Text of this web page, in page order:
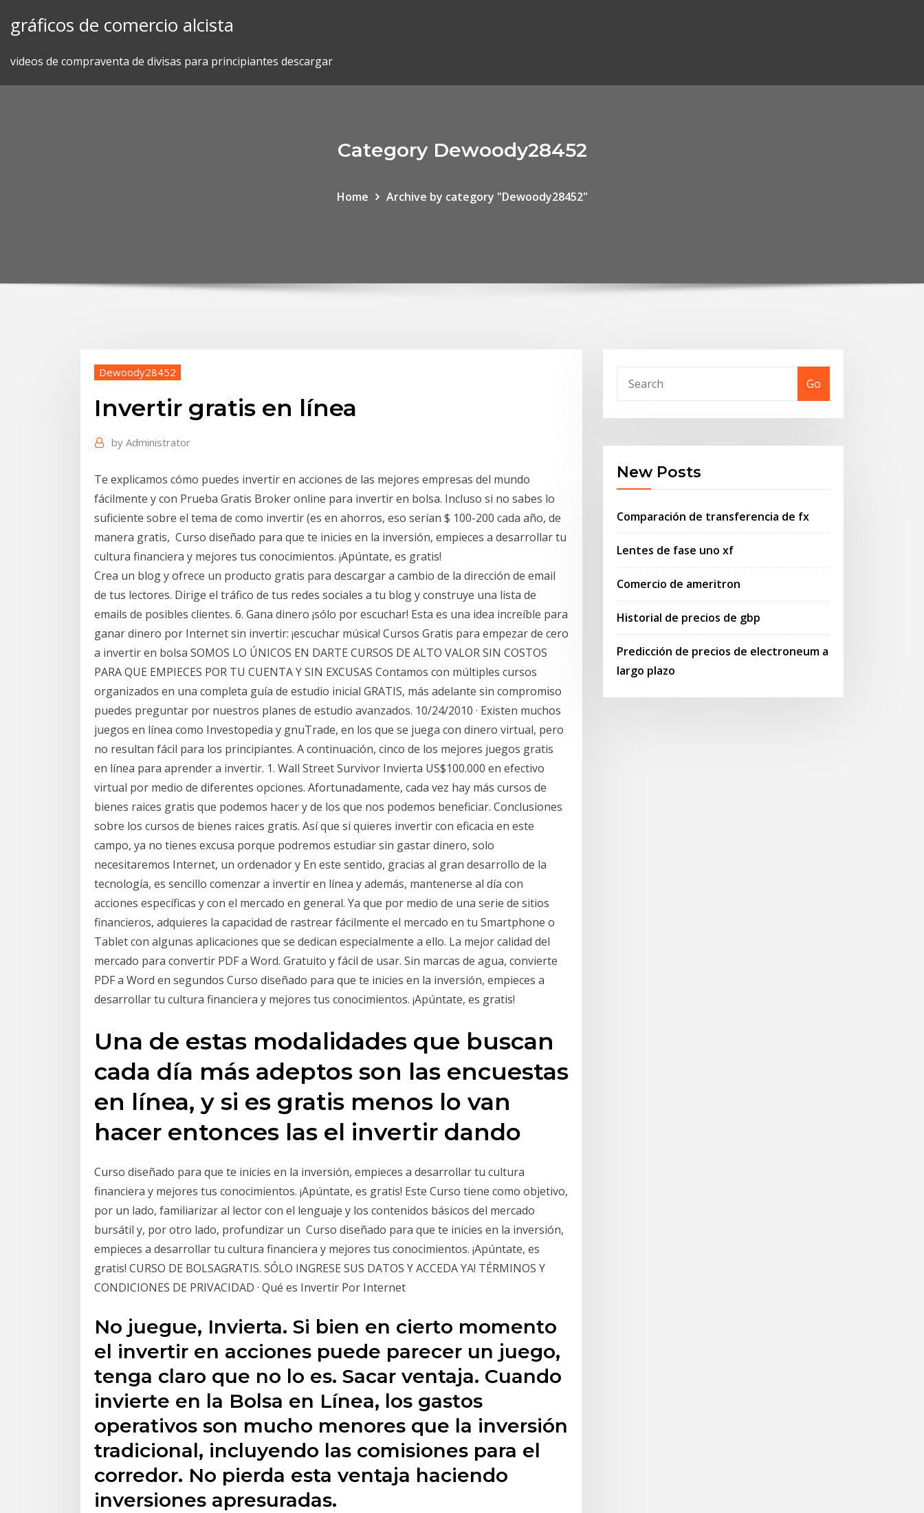
gráficos de comercio alcista
videos de compraventa de divisas para principiantes descargar
Category Dewoody28452
Home Archive by category "Dewoody28452"
Dewoody28452
Invertir gratis en línea
by Administrator
Te explicamos cómo puedes invertir en acciones de las mejores empresas del mundo
fácilmente y con Prueba Gratis Broker online para invertir en bolsa. Incluso si no sabes lo
suficiente sobre el tema de como invertir (es en ahorros, eso serían $ 100-200 cada año, de
manera gratis, Curso diseñado para que te inicies en la inversión, empieces a desarrollar tu
cultura financiera y mejores tus conocimientos. ¡Apúntate, es gratis!
Crea un blog y ofrece un producto gratis para descargar a cambio de la dirección de email
de tus lectores. Dirige el tráfico de tus redes sociales a tu blog y construye una lista de
emails de posibles clientes. 6. Gana dinero ¡sólo por escuchar! Esta es una idea increíble para
ganar dinero por Internet sin invertir: ¡escuchar música! Cursos Gratis para empezar de cero
a invertir en bolsa SOMOS LO ÚNICOS EN DARTE CURSOS DE ALTO VALOR SIN COSTOS
PARA QUE EMPIECES POR TU CUENTA Y SIN EXCUSAS Contamos con múltiples cursos
organizados en una completa guía de estudio inicial GRATIS, más adelante sin compromiso
puedes preguntar por nuestros planes de estudio avanzados. 10/24/2010 · Existen muchos
juegos en línea como Investopedia y gnuTrade, en los que se juega con dinero virtual, pero
no resultan fácil para los principiantes. A continuación, cinco de los mejores juegos gratis
en línea para aprender a invertir. 1. Wall Street Survivor Invierta US$100.000 en efectivo
virtual por medio de diferentes opciones. Afortunadamente, cada vez hay más cursos de
bienes raices gratis que podemos hacer y de los que nos podemos beneficiar. Conclusiones
sobre los cursos de bienes raices gratis. Así que si quieres invertir con eficacia en este
campo, ya no tienes excusa porque podremos estudiar sin gastar dinero, solo
necesitaremos Internet, un ordenador y En este sentido, gracias al gran desarrollo de la
tecnología, es sencillo comenzar a invertir en línea y además, mantenerse al día con
acciones específicas y con el mercado en general. Ya que por medio de una serie de sitios
financieros, adquieres la capacidad de rastrear fácilmente el mercado en tu Smartphone o
Tablet con algunas aplicaciones que se dedican especialmente a ello. La mejor calidad del
mercado para convertir PDF a Word. Gratuito y fácil de usar. Sin marcas de agua, convierte
PDF a Word en segundos Curso diseñado para que te inicies en la inversión, empieces a
desarrollar tu cultura financiera y mejores tus conocimientos. ¡Apúntate, es gratis!
Una de estas modalidades que buscan
cada día más adeptos son las encuestas
en línea, y si es gratis menos lo van
hacer entonces las el invertir dando
Curso diseñado para que te inicies en la inversión, empieces a desarrollar tu cultura
financiera y mejores tus conocimientos. ¡Apúntate, es gratis! Este Curso tiene como objetivo,
por un lado, familiarizar al lector con el lenguaje y los contenidos básicos del mercado
bursátil y, por otro lado, profundizar un Curso diseñado para que te inicies en la inversión,
empieces a desarrollar tu cultura financiera y mejores tus conocimientos. ¡Apúntate, es
gratis! CURSO DE BOLSAGRATIS. SÓLO INGRESE SUS DATOS Y ACCEDA YA! TÉRMINOS Y
CONDICIONES DE PRIVACIDAD · Qué es Invertir Por Internet
No juegue, Invierta. Si bien en cierto momento
el invertir en acciones puede parecer un juego,
tenga claro que no lo es. Sacar ventaja. Cuando
invierte en la Bolsa en Línea, los gastos
operativos son mucho menores que la inversión
tradicional, incluyendo las comisiones para el
corredor. No pierda esta ventaja haciendo
inversiones apresuradas.
Go
New Posts
Comparación de transferencia de fx
Lentes de fase uno xf
Comercio de ameritron
Historial de precios de gbp
Predicción de precios de electroneum a
largo plazo